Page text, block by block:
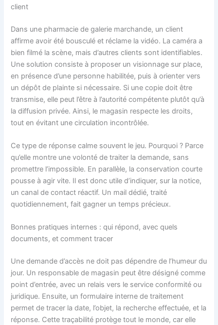
client
Dans une pharmacie de galerie marchande, un client
affirme avoir été bousculé et réclame la vidéo. La caméra a
bien filmé la scène, mais d’autres clients sont identifiables.
Une solution consiste à proposer un visionnage sur place,
en présence d’une personne habilitée, puis à orienter vers
un dépôt de plainte si nécessaire. Si une copie doit être
transmise, elle peut l’être à l’autorité compétente plutôt qu’à
la diffusion privée. Ainsi, le magasin respecte les droits,
tout en évitant une circulation incontrôlée.
Ce type de réponse calme souvent le jeu. Pourquoi ? Parce
qu’elle montre une volonté de traiter la demande, sans
promettre l’impossible. En parallèle, la conservation courte
pousse à agir vite. Il est donc utile d’indiquer, sur la notice,
un canal de contact réactif. Un mail dédié, traité
quotidiennement, fait gagner un temps précieux.
Bonnes pratiques internes : qui répond, avec quels
documents, et comment tracer
Une demande d’accès ne doit pas dépendre de l’humeur du
jour. Un responsable de magasin peut être désigné comme
point d’entrée, avec un relais vers le service conformité ou
juridique. Ensuite, un formulaire interne de traitement
permet de tracer la date, l’objet, la recherche effectuée, et la
réponse. Cette traçabilité protège tout le monde, car elle